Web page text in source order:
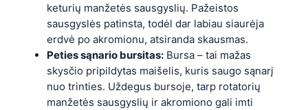
keturių manžetės sausgyslių. Pažeistos
sausgyslės patinsta, todėl dar labiau siaurėja
erdvė po akromionu, atsiranda skausmas.
Peties sąnario bursitas: Bursa – tai mažas
skysčio pripildytas maišelis, kuris saugo sąnarį
nuo trinties. Uždegus bursoje, tarp rotatorių
manžetės sausgyslių ir akromiono gali imti